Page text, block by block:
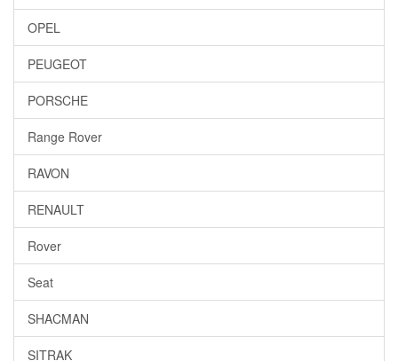
OPEL
PEUGEOT
PORSCHE
Range Rover
RAVON
RENAULT
Rover
Seat
SHACMAN
SITRAK